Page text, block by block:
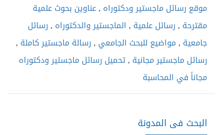
موقع رسائل ماجستير ودكتوراه ,عناوين بحوث علمية
مقترحة ,رسائل علمية , الماجستير والدكتوراه ,رسائل
جامعية ,مواضيع للبحث الجامعي ,رسالة ماجستير كاملة ,
رسائل ماجستير مجانية ,تحميل رسائل ماجستير ودكتوراه
مجاناً في المحاسبة
البحث فى المدونة